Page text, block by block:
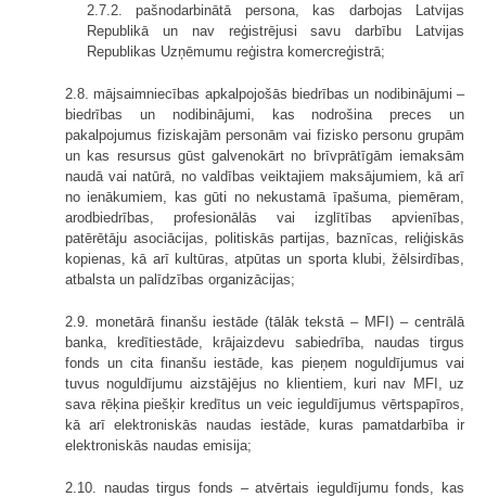
2.7.2. pašnodarbinātā persona, kas darbojas Latvijas
Republikā un nav reģistrējusi savu darbību Latvijas
Republikas Uzņēmumu reģistra komercreģistrā;
2.8. mājsaimniecības apkalpojošās biedrības un nodibinājumi –
biedrības un nodibinājumi, kas nodrošina preces un
pakalpojumus fiziskajām personām vai fizisko personu grupām
un kas resursus gūst galvenokārt no brīvprātīgām iemaksām
naudā vai natūrā, no valdības veiktajiem maksājumiem, kā arī
no ienākumiem, kas gūti no nekustamā īpašuma, piemēram,
arodbiedrības, profesionālās vai izglītības apvienības,
patērētāju asociācijas, politiskās partijas, baznīcas, reliģiskās
kopienas, kā arī kultūras, atpūtas un sporta klubi, žēlsirdības,
atbalsta un palīdzības organizācijas;
2.9. monetārā finanšu iestāde (tālāk tekstā – MFI) – centrālā
banka, kredītiestāde, krājaizdevu sabiedrība, naudas tirgus
fonds un cita finanšu iestāde, kas pieņem noguldījumus vai
tuvus noguldījumu aizstājējus no klientiem, kuri nav MFI, uz
sava rēķina piešķir kredītus un veic ieguldījumus vērtspapīros,
kā arī elektroniskās naudas iestāde, kuras pamatdarbība ir
elektroniskās naudas emisija;
2.10. naudas tirgus fonds – atvērtais ieguldījumu fonds, kas